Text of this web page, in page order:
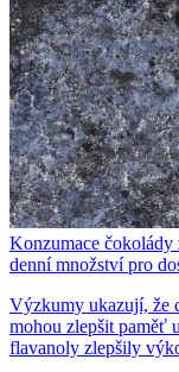
Konzumace čokolády
denní množství pro
Výzkumy ukazují, že
mohou zlepšit paměť
flavanoly zlepšily